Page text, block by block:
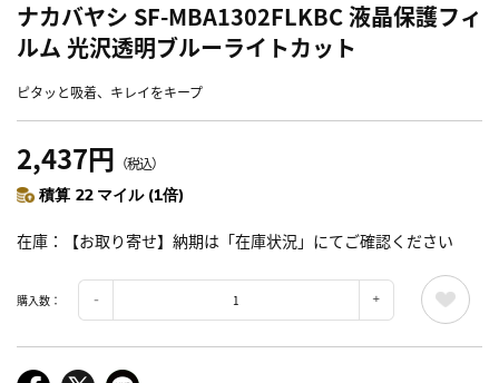
ナカバヤシ SF-MBA1302FLKBC 液晶保護フィ
ルム 光沢透明ブルーライトカット
ピタッと吸着、キレイをキープ
2,437円 （税込）
積算 22 マイル (1倍)
在庫 【お取り寄せ】納期は「在庫状況」にてご確認ください
購入数：